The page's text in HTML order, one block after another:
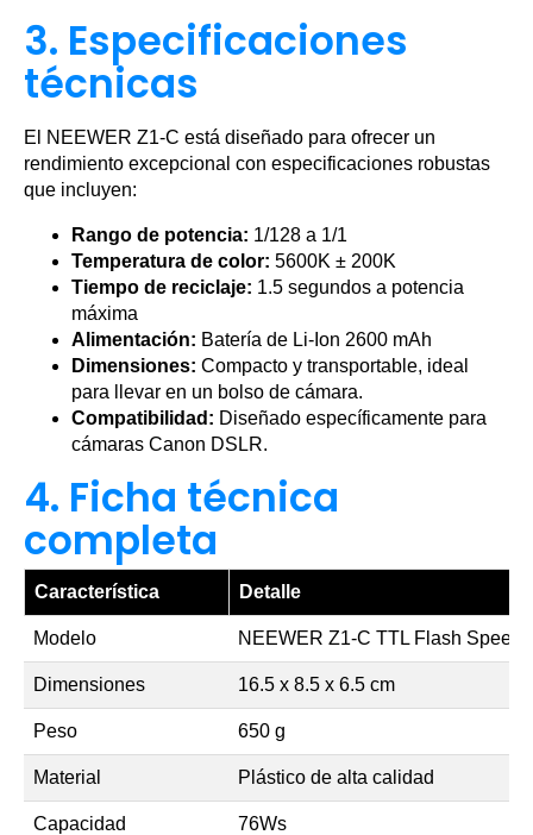
3. Especificaciones
técnicas
El NEEWER Z1-C está diseñado para ofrecer un
rendimiento excepcional con especificaciones robustas
que incluyen:
Rango de potencia: 1/128 a 1/1
Temperatura de color: 5600K ± 200K
Tiempo de reciclaje: 1.5 segundos a potencia
máxima
Alimentación: Batería de Li-Ion 2600 mAh
Dimensiones: Compacto y transportable, ideal
para llevar en un bolso de cámara.
Compatibilidad: Diseñado específicamente para
cámaras Canon DSLR.
4. Ficha técnica
completa
Característica Detalle
Modelo NEEWER Z1-C TTL Flash
Dimensiones 16.5 x 8.5 x 6.5 cm
Peso 650 g
Material Plástico de alta calidad
Capacidad 76Ws